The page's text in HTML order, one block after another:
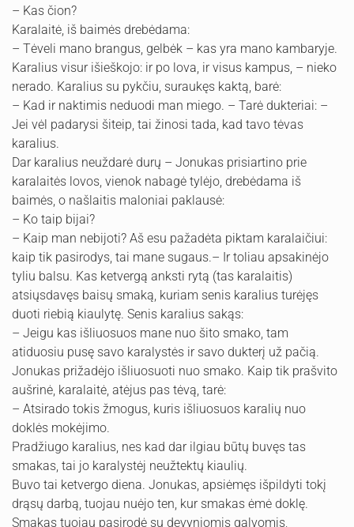
– Kas čion?
Karalaitė, iš baimės drebėdama:
– Tėveli mano brangus, gelbėk – kas yra mano kambaryje.
Karalius visur išieškojo: ir po lova, ir visus kampus, – nieko
nerado. Karalius su pykčiu, suraukęs kaktą, barė:
– Kad ir naktimis neduodi man miego. – Tarė dukteriai: –
Jei vėl padarysi šiteip, tai žinosi tada, kad tavo tėvas
karalius.
Dar karalius neuždarė durų – Jonukas prisiartino prie
karalaitės lovos, vienok nabagė tylėjo, drebėdama iš
baimės, o našlaitis maloniai paklausė:
– Ko taip bijai?
– Kaip man nebijoti? Aš esu pažadėta piktam karalaičiui:
kaip tik pasirodys, tai mane sugaus.– Ir toliau apsakinėjo
tyliu balsu. Kas ketvergą anksti rytą (tas karalaitis)
atsiųsdavęs baisų smaką, kuriam senis karalius turėjęs
duoti riebią kiaulytę. Senis karalius sakąs:
– Jeigu kas išliuosuos mane nuo šito smako, tam
atiduosiu pusę savo karalystės ir savo dukterį už pačią.
Jonukas prižadėjo išliuosuoti nuo smako. Kaip tik prašvito
aušrinė, karalaitė, atėjus pas tėvą, tarė:
– Atsirado tokis žmogus, kuris išliuosuos karalių nuo
doklės mokėjimo.
Pradžiugo karalius, nes kad dar ilgiau būtų buvęs tas
smakas, tai jo karalystėj neužtektų kiaulių.
Buvo tai ketvergo diena. Jonukas, apsiėmęs išpildyti tokį
drąsų darbą, tuojau nuėjo ten, kur smakas ėmė doklę.
Smakas tuojau pasirodė su devyniomis galvomis,